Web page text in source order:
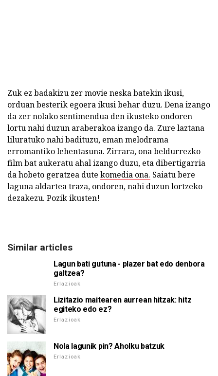
Zuk ez badakizu zer movie neska batekin ikusi,
orduan besterik egoera ikusi behar duzu. Dena izango
da zer nolako sentimendua den ikusteko ondoren
lortu nahi duzun araberakoa izango da. Zure laztana
liluratuko nahi badituzu, eman melodrama
erromantiko lehentasuna. Zirrara, ona beldurrezko
film bat aukeratu ahal izango duzu, eta dibertigarria
da hobeto geratzea dute komedia ona. Saiatu bere
laguna aldartea traza, ondoren, nahi duzun lortzeko
dezakezu. Pozik ikusten!
Similar articles
Lagun bati gutuna - plazer bat edo denbora
galtzea?
Erlazioak
Lizitazio maitearen aurrean hitzak: hitz
egiteko edo ez?
Erlazioak
Nola lagunik pin? Aholku batzuk
Erlazioak